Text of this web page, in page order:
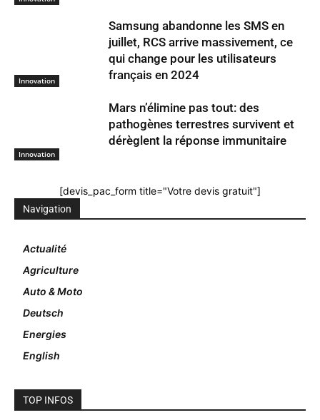
Innovation
Samsung abandonne les SMS en
juillet, RCS arrive massivement, ce
qui change pour les utilisateurs
français en 2024
Innovation
Mars n’élimine pas tout: des
pathogènes terrestres survivent et
dérèglent la réponse immunitaire
[devis_pac_form title="Votre devis gratuit"]
Navigation
Actualité
Agriculture
Auto & Moto
Deutsch
Energies
English
TOP INFOS